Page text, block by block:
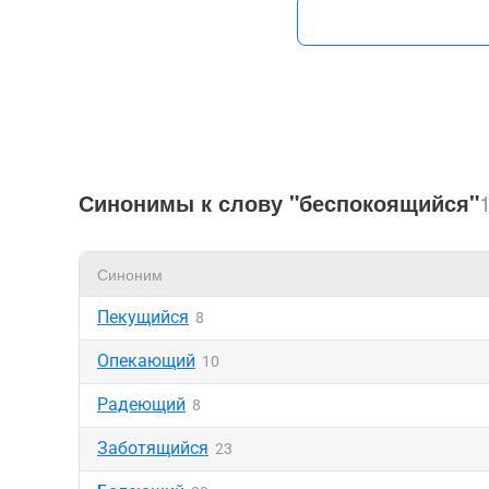
Синонимы к слову "беспокоящийся"
Синоним
Пекущийся 8
Опекающий 10
Радеющий 8
Заботящийся 23